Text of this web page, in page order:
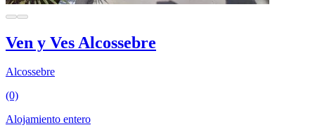
Ven y Ves Alcossebre
Alcossebre
(0)
Alojamiento entero